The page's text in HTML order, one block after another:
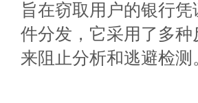
旨在窃取用户的银行
件分发，它采用了多
来阻止分析和逃避检测